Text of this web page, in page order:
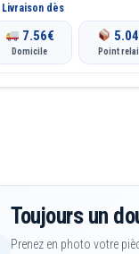
Livraison dès
7.56€
Domicile
5.04
Point
Toujours un
Prenez en photo votre